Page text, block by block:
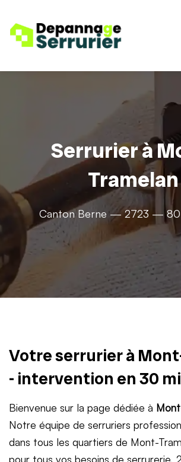
Serrurier à
Tramelan
Canton Berne — 2723 — 80
Votre serrurier à
- intervention en 30
Bienvenue sur la page dédiée à
Notre équipe de serruriers
dans tous les quartiers de Mont-
pour tous vos besoins de serrurerie,